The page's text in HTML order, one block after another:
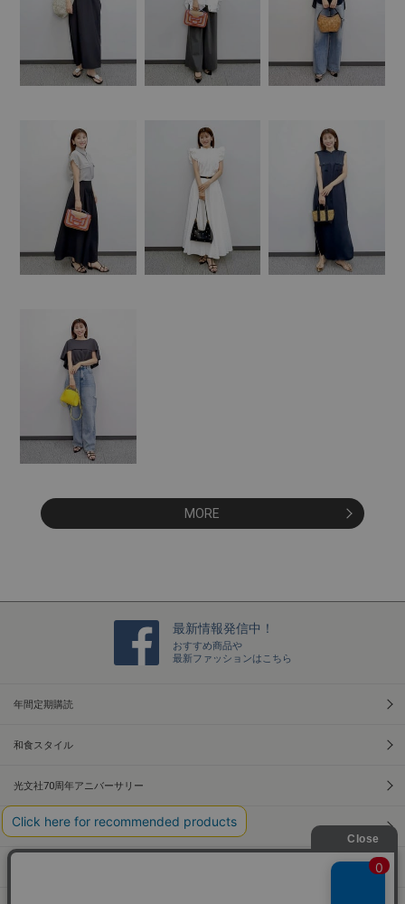
MORE
最新情報発信中！
おすすめ商品や
最新ファッションはこちら
年間定期購読
和食スタイル
光文社70周年アニバーサリー
本屋さんへ行こう！キャンペーン